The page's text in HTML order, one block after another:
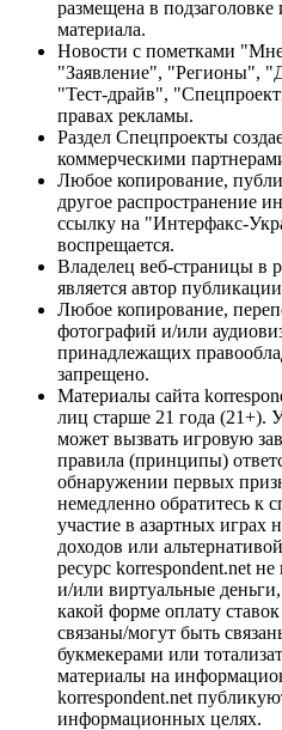
размещена в
материала.
Новости с пометками
"Заявление", "Регионы",
"Тест-драйв",
правах рекламы.
Раздел Спецпроекты
коммерческими
Любое копирование,
другое распространение
ссылку на "Интерфакс-
воспрещается.
Владелец веб-страницы в
является автор
Любое копирование,
фотографий и/или
принадлежащих
запрещено.
Материалы сайта
лиц старше 21 года (21+).
может вызвать игровую
правила (принципы)
обнаружении первых
немедленно обратитесь к
участие в азартных играх
доходов или
ресурс korrespondent.net
и/или виртуальные
какой форме оплату
связаны/могут быть
букмекерами или
материалы на
korrespondent.net
информационных целях.